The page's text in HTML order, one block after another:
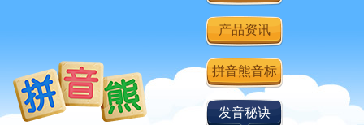
产品资讯
拼音熊音标
发音秘诀